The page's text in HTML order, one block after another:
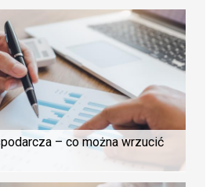
– co można wrzucić